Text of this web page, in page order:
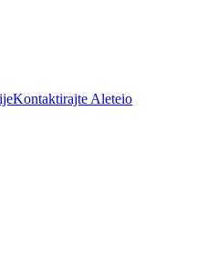
Kontaktirajte Aleteio